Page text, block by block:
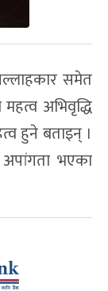
समेत
महत्व अभिवृद्धि
हुने बताइन् ।
भएका